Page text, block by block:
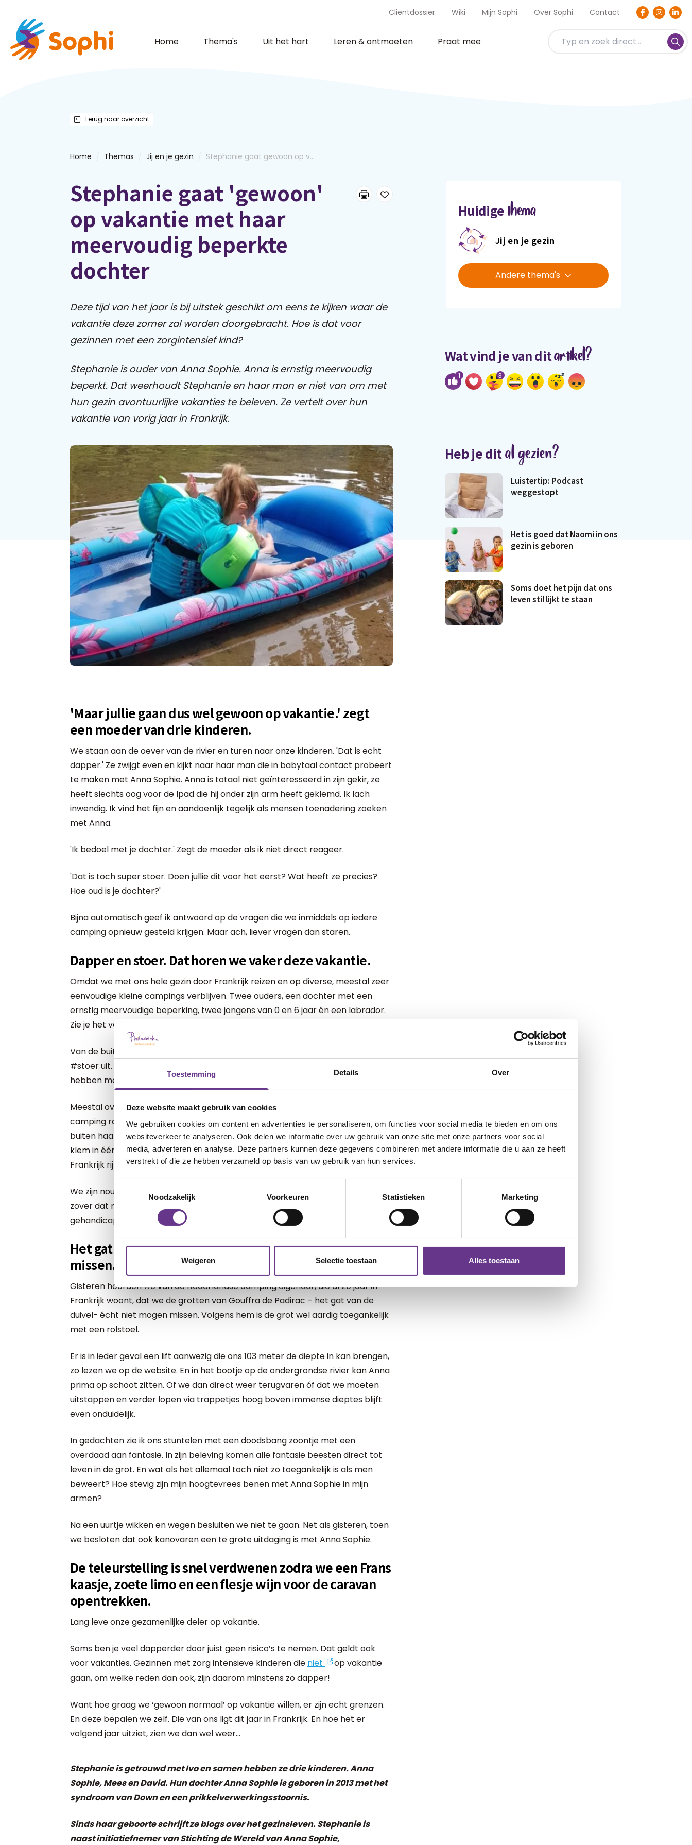
Toestemming Details Over
Deze website maakt gebruik van cookies
We gebruiken cookies om content en advertenties te personaliseren, om functies voor social media te bieden en om ons
websiteverkeer te analyseren. Ook delen we informatie over uw gebruik van onze site met onze partners voor social
media, adverteren en analyse. Deze partners kunnen deze gegevens combineren met andere informatie die u aan ze heeft
verstrekt of die ze hebben verzameld op basis van uw gebruik van hun services.
Noodzakelijk
Voorkeuren Statistieken Marketing
Weigeren Selectie toestaan Alles toestaan
Clientdossier Wiki Mijn Sophi Over Sophi Contact
Home Thema's Uit het hart Leren & ontmoeten Praat mee
Terug naar overzicht
Home Themas Jij en je gezin Stephanie gaat gewoon op v...
Stephanie gaat 'gewoon'
op vakantie met haar
meervoudig beperkte
dochter
Deze tijd van het jaar is bij uitstek geschikt om eens te kijken waar de
vakantie deze zomer zal worden doorgebracht. Hoe is dat voor
gezinnen met een zorgintensief kind?
Stephanie is ouder van Anna Sophie. Anna is ernstig meervoudig
beperkt. Dat weerhoudt Stephanie en haar man er niet van om met
hun gezin avontuurlijke vakanties te beleven. Ze vertelt over hun
vakantie van vorig jaar in Frankrijk.
'Maar jullie gaan dus wel gewoon op vakantie.' zegt
een moeder van drie kinderen.
We staan aan de oever van de rivier en turen naar onze kinderen. 'Dat is echt
dapper.' Ze zwijgt even en kijkt naar haar man die in babytaal contact probeert
te maken met Anna Sophie. Anna is totaal niet geïnteresseerd in zijn gekir, ze
heeft slechts oog voor de Ipad die hij onder zijn arm heeft geklemd. Ik lach
inwendig. Ik vind het fijn en aandoenlijk tegelijk als mensen toenadering zoeken
met Anna.
'Ik bedoel met je dochter.' Zegt de moeder als ik niet direct reageer.
'Dat is toch super stoer. Doen jullie dit voor het eerst? Wat heeft ze precies?
Hoe oud is je dochter?'
Bijna automatisch geef ik antwoord op de vragen die we inmiddels op iedere
camping opnieuw gesteld krijgen. Maar ach, liever vragen dan staren.
Dapper en stoer. Dat horen we vaker deze vakantie.
Omdat we met ons hele gezin door Frankrijk reizen en op diverse, meestal zeer
eenvoudige kleine campings verblijven. Twee ouders, een dochter met een
ernstig meervoudige beperking, twee jongens van 0 en 6 jaar én een labrador.
Zie je het voor je 😁?
Van de buitenkant ziet het er vast allemaal heel insta-waardig #dapper en
#stoer uit. Maar zodra je dichterbij komt zie je dat we iedere dag te maken
hebben met nieuwe uitdagingen vanwege de handicaps van Anna Sophie.
Meestal over de invulling van de vakantiedagen. Van een drukke supermarkt of
camping raakt Anna Sophie overprikkeld met alle gevolgen van dien. Iets
buiten haar vaste structuur ondernemen? Idem dito. Of we zitten weer eens
klem in één van de vele niet toegankelijke dorpjes, kastelen of oerbossen die
Frankrijk rijk is.
We zijn nou eenmaal geen typische 'voor de tent zitters' met een boekje. Voor
zover dat natuurlijk überhaupt mogelijk is met twee jonge kinderen en een
gehandicapt kind, die zich logischerwijs niet de hele dag zelf kunnen vermaken.
Het gat van de duivel; een grot die we niet mogen
missen.
Gisteren hoorden we van de Nederlandse camping eigenaar, die al 20 jaar in
Frankrijk woont, dat we de grotten van Gouffra de Padirac – het gat van de
duivel- écht niet mogen missen. Volgens hem is de grot wel aardig toegankelijk
met een rolstoel.
Er is in ieder geval een lift aanwezig die ons 103 meter de diepte in kan brengen,
zo lezen we op de website. En in het bootje op de ondergrondse rivier kan Anna
prima op schoot zitten. Of we dan direct weer terugvaren óf dat we moeten
uitstappen en verder lopen via trappetjes hoog boven immense dieptes blijft
even onduidelijk.
In gedachten zie ik ons stuntelen met een doodsbang zoontje met een
overdaad aan fantasie. In zijn beleving komen alle fantasie beesten direct tot
leven in de grot. En wat als het allemaal toch niet zo toegankelijk is als men
beweert? Hoe stevig zijn mijn hoogtevrees benen met Anna Sophie in mijn
armen?
Na een uurtje wikken en wegen besluiten we niet te gaan. Net als gisteren, toen
we besloten dat ook kanovaren een te grote uitdaging is met Anna Sophie.
De teleurstelling is snel verdwenen zodra we een Frans
kaasje, zoete limo en een flesje wijn voor de caravan
opentrekken.
Lang leve onze gezamenlijke deler op vakantie.
Soms ben je veel dapperder door juist geen risico’s te nemen. Dat geldt ook
voor vakanties. Gezinnen met zorg intensieve kinderen die niet
op vakantie
gaan, om welke reden dan ook, zijn daarom minstens zo dapper!
Want hoe graag we ‘gewoon normaal’ op vakantie willen, er zijn echt grenzen.
En deze bepalen we zelf. Die van ons ligt dit jaar in Frankrijk. En hoe het er
volgend jaar uitziet, zien we dan wel weer…
Stephanie is getrouwd met Ivo en samen hebben ze drie kinderen. Anna
Sophie, Mees en David. Hun dochter Anna Sophie is geboren in 2013 met het
syndroom van Down en een prikkelverwerkingsstoornis.
Sinds haar geboorte schrijft ze blogs over het gezinsleven. Stephanie is
naast initiatiefnemer van Stichting de Wereld van Anna Sophie,
Huidigethema
Jij en je gezin
Andere thema's
Wat vind je van ditartikel?
1 3
Heb je dital gezien?
Luistertip: Podcast
weggestopt
Het is goed dat Naomi in ons
gezin is geboren
Soms doet het pijn dat ons
leven stil lijkt te staan